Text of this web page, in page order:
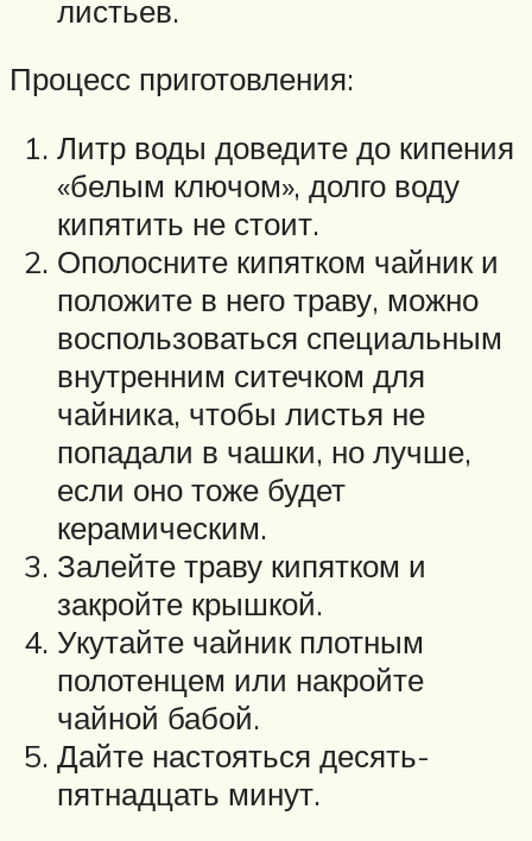
листьев.
Процесс приготовления:
Литр воды доведите до кипения
«белым ключом», долго воду
кипятить не стоит.
Ополосните кипятком чайник и
положите в него траву, можно
воспользоваться специальным
внутренним ситечком для
чайника, чтобы листья не
попадали в чашки, но лучше,
если оно тоже будет
керамическим.
Залейте траву кипятком и
закройте крышкой.
Укутайте чайник плотным
полотенцем или накройте
чайной бабой.
Дайте настояться десять-
пятнадцать минут.